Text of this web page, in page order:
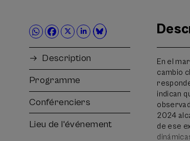
Description
Programme
Conférenciers
Lieu de l'événement
En el
cambio
indican
2024
de ese